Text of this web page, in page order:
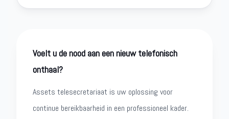
Voelt u de nood aan een nieuw telefonisch
onthaal?
Assets telesecretariaat is uw oplossing voor
continue bereikbaarheid in een professioneel kader.